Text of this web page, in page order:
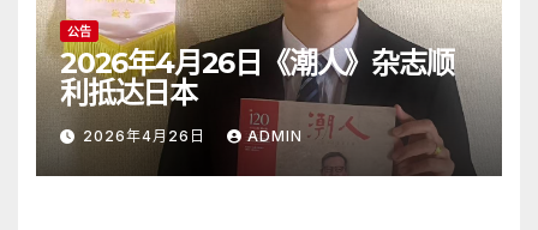
公告
2026年4月26日《潮人》杂志顺
利抵达日本
2026年4月26日 ADMIN